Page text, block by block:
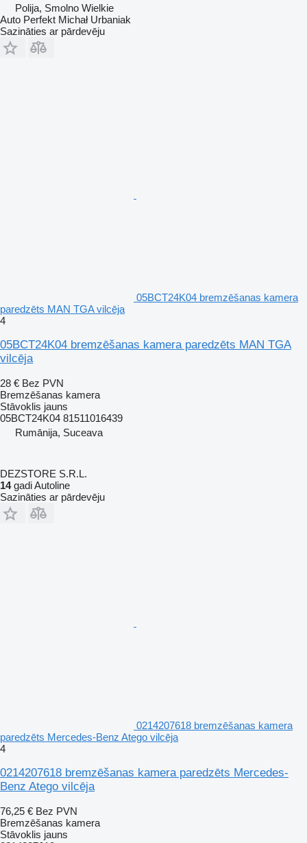
Polija, Smolno Wielkie
Auto Perfekt Michał Urbaniak
Sazināties ar pārdevēju
05BCT24K04 bremzēšanas kamera
paredzēts MAN TGA vilcēja
4
05BCT24K04 bremzēšanas kamera paredzēts MAN TGA
vilcēja
28 € Bez PVN
Bremzēšanas kamera
Stāvoklis jauns
05BCT24K04 81511016439
Rumānija, Suceava
DEZSTORE S.R.L.
14gadi Autoline
Sazināties ar pārdevēju
0214207618 bremzēšanas kamera
paredzēts Mercedes-Benz Atego vilcēja
4
0214207618 bremzēšanas kamera paredzēts Mercedes-
Benz Atego vilcēja
76,25 € Bez PVN
Bremzēšanas kamera
Stāvoklis jauns